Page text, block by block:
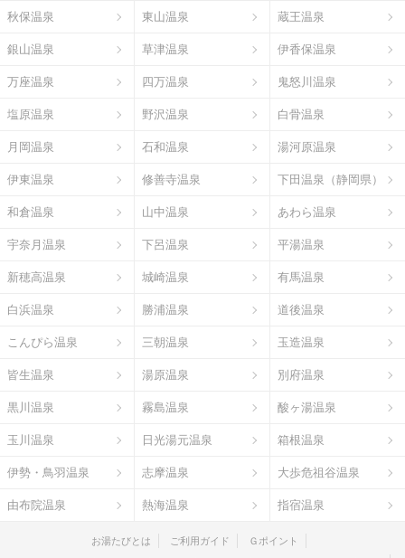
秋保温泉 東山温泉 蔵王温泉
銀山温泉 草津温泉 伊香保温泉
万座温泉 四万温泉 鬼怒川温泉
塩原温泉 野沢温泉 白骨温泉
月岡温泉 石和温泉 湯河原温泉
伊東温泉 修善寺温泉 下田温泉（静岡県）
和倉温泉 山中温泉 あわら温泉
宇奈月温泉 下呂温泉 平湯温泉
新穂高温泉 城崎温泉 有馬温泉
白浜温泉 勝浦温泉 道後温泉
こんぴら温泉 三朝温泉 玉造温泉
皆生温泉 湯原温泉 別府温泉
黒川温泉 霧島温泉 酸ヶ湯温泉
玉川温泉 日光湯元温泉 箱根温泉
伊勢・鳥羽温泉 志摩温泉 大歩危祖谷温泉
由布院温泉 熱海温泉 指宿温泉
お湯たびとは ご利用ガイド Ｇポイント